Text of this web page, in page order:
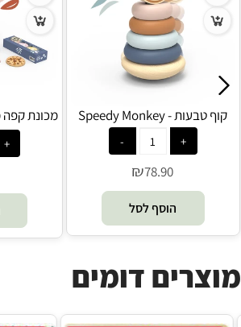
קוף טבעות - Speedy Monkey
₪78.90
הוסף לסל
מוצרים דומים